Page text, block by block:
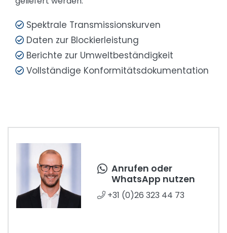
Spektrale Transmissionskurven
Daten zur Blockierleistung
Berichte zur Umweltbeständigkeit
Vollständige Konformitätsdokumentation
Anrufen oder
WhatsApp nutzen
+31 (0)26 323 44 73